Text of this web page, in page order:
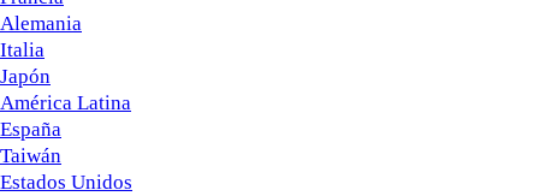
Alemania
Italia
Japón
América Latina
España
Taiwán
Estados Unidos